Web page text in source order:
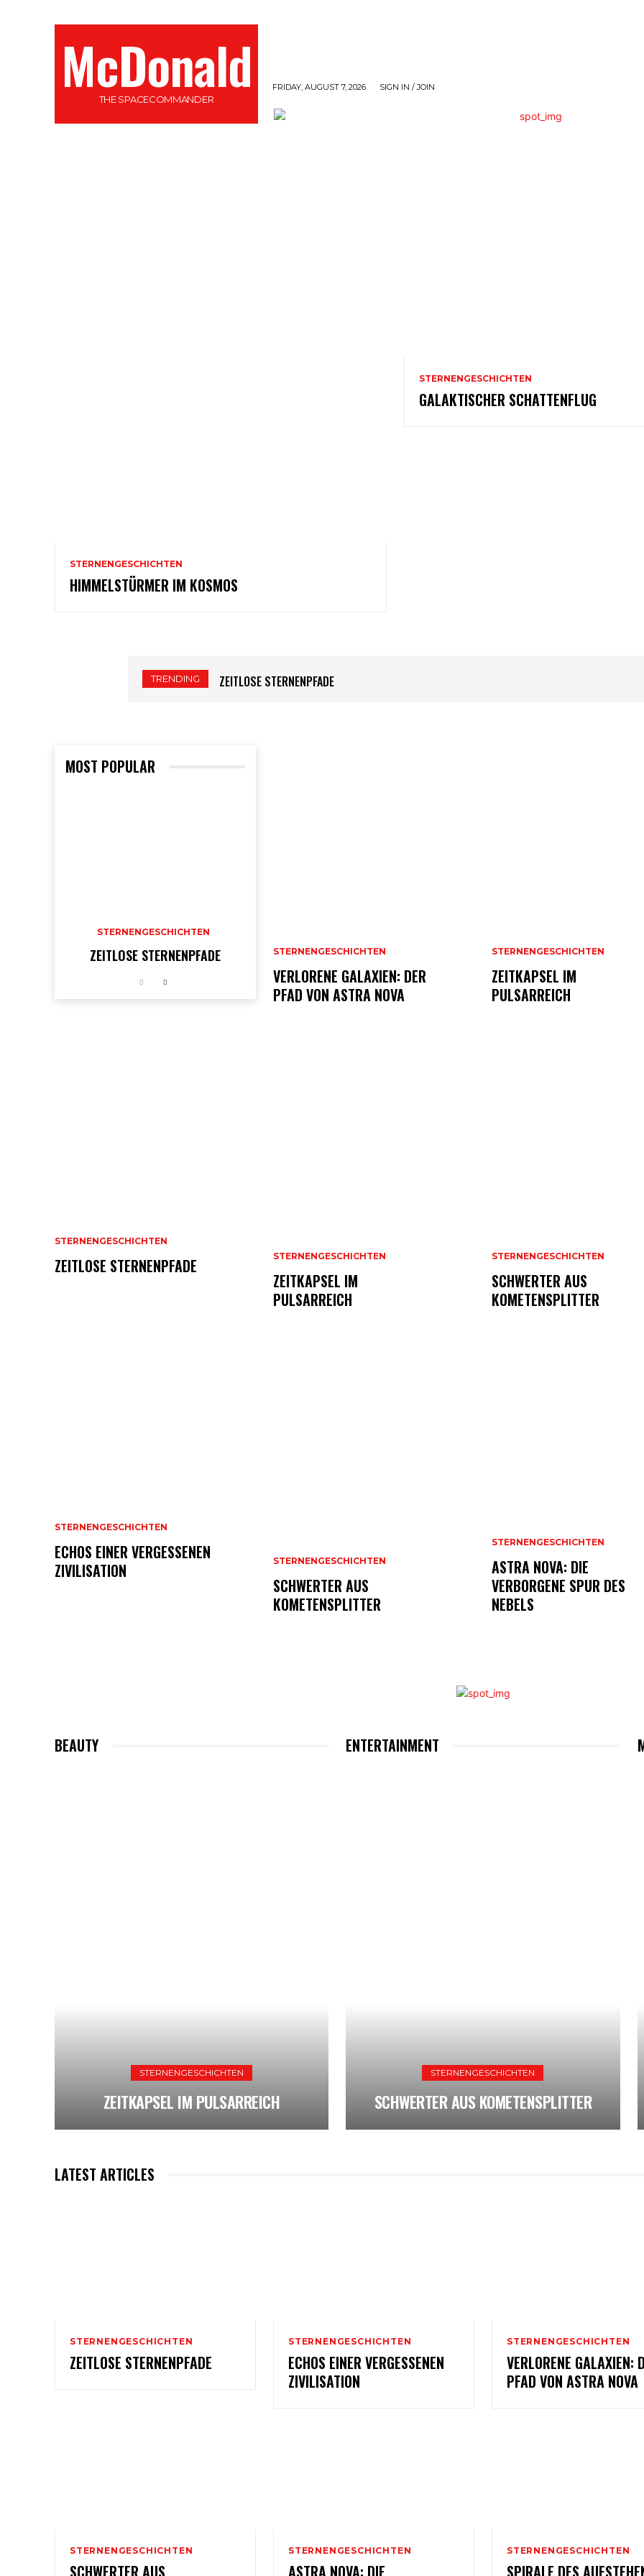
McDonald
THE SPACECOMMANDER
FRIDAY, AUGUST 7, 2026 SIGN IN / JOIN
STERNENGESCHICHTEN
HIMMELSTÜRMER IM KOSMOS
STERNENGESCHICHTEN
GALAKTISCHER SCHATTENFLUG
TRENDING ZEITLOSE STERNENPFADE
MOST POPULAR
STERNENGESCHICHTEN
ZEITLOSE STERNENPFADE
STERNENGESCHICHTEN
ZEITLOSE STERNENPFADE
STERNENGESCHICHTEN
ECHOS EINER VERGESSENEN
ZIVILISATION
STERNENGESCHICHTEN
VERLORENE GALAXIEN: DER
PFAD VON ASTRA NOVA
STERNENGESCHICHTEN
ZEITKAPSEL IM
PULSARREICH
STERNENGESCHICHTEN
SCHWERTER AUS
KOMETENSPLITTER
STERNENGESCHICHTEN
ZEITKAPSEL IM
PULSARREICH
STERNENGESCHICHTEN
SCHWERTER AUS
KOMETENSPLITTER
STERNENGESCHICHTEN
ASTRA NOVA: DIE
VERBORGENE SPUR DES
NEBELS
BEAUTY
STERNENGESCHICHTEN
ZEITKAPSEL IM PULSARREICH
ENTERTAINMENT
STERNENGESCHICHTEN
SCHWERTER AUS KOMETENSPLITTER
LATEST ARTICLES
STERNENGESCHICHTEN
ZEITLOSE STERNENPFADE
STERNENGESCHICHTEN
ECHOS EINER VERGESSENEN
ZIVILISATION
STERNENGESCHICHTEN
VERLORENE GALAXIEN:
PFAD VON ASTRA NOVA
STERNENGESCHICHTEN STERNENGESCHICHTEN STERNENGESCHICHTEN